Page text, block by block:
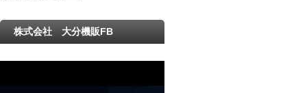
株式会社 大分機販FB